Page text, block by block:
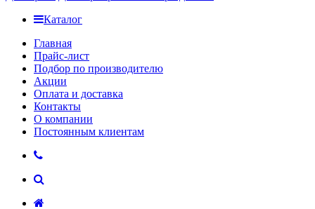
Каталог
Главная
Прайс-лист
Подбор по производителю
Акции
Оплата и доставка
Контакты
О компании
Постоянным клиентам